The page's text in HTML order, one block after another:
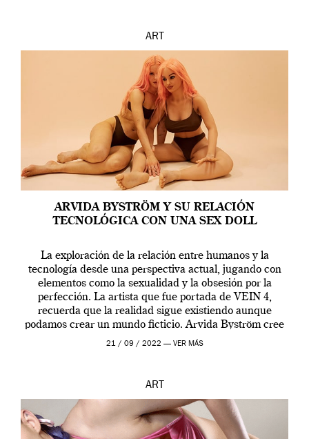
ART
ARVIDA BYSTRÖM Y SU RELACIÓN
TECNOLÓGICA CON UNA SEX DOLL
La exploración de la relación entre humanos y la
tecnología desde una perspectiva actual, jugando con
elementos como la sexualidad y la obsesión por la
perfección. La artista que fue portada de VEIN 4,
recuerda que la realidad sigue existiendo aunque
podamos crear un mundo ficticio. Arvida Byström cree
que los humanos tienen un complejo […]
21 / 09 / 2022 — VER MÁS
ART